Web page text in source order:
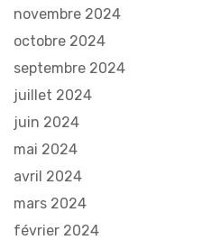
novembre 2024
octobre 2024
septembre 2024
juillet 2024
juin 2024
mai 2024
avril 2024
mars 2024
février 2024